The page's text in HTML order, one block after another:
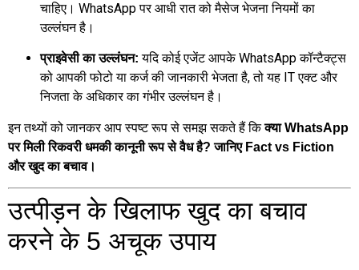
चाहिए। WhatsApp पर आधी रात को मैसेज भेजना नियमों का
उल्लंघन है।
प्राइवेसी का उल्लंघन: यदि कोई एजेंट आपके WhatsApp कॉन्टैक्ट्स
को आपकी फोटो या कर्ज की जानकारी भेजता है, तो यह IT एक्ट और
निजता के अधिकार का गंभीर उल्लंघन है।
इन तथ्यों को जानकर आप स्पष्ट रूप से समझ सकते हैं किक्या WhatsApp
पर मिली रिकवरी धमकी कानूनी रूप से वैध है? जानिए Fact vs Fiction
और खुद का बचाव।
उत्पीड़न के खिलाफ खुद का बचाव
करने के 5 अचूक उपाय